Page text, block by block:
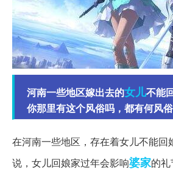
河南一些地区嫁出去的女儿不能
你那里有这个风俗吗，都有何风
在河南一些地区，存在着女儿不能回
说，女儿回娘家过年会影响婆家的